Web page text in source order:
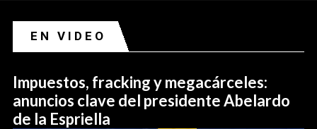
EN VIDEO
Impuestos, fracking y megacárceles:
anuncios clave del presidente Abelardo
de la Espriella